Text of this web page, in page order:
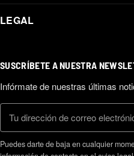
LEGAL
SUSCRÍBETE A NUESTRA
Infórmate de nuestras últimas
Puedes darte de baja en cualquier